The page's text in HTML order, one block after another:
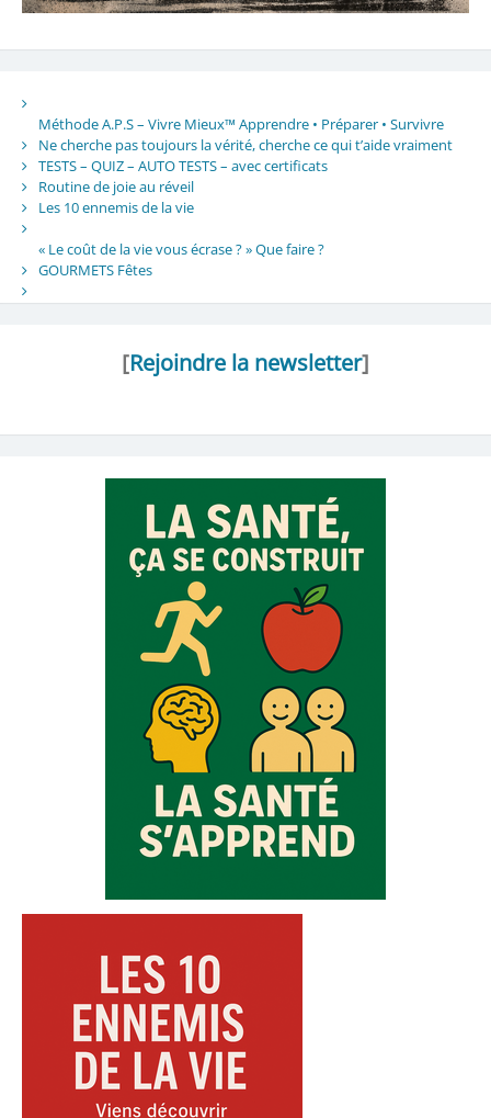
Méthode A.P.S – Vivre Mieux™ Apprendre • Préparer • Survivre
Ne cherche pas toujours la vérité, cherche ce qui t’aide vraiment
TESTS – QUIZ – AUTO TESTS – avec certificats
Routine de joie au réveil
Les 10 ennemis de la vie
« Le coût de la vie vous écrase ? » Que faire ?
GOURMETS Fêtes
[Rejoindre la newsletter]